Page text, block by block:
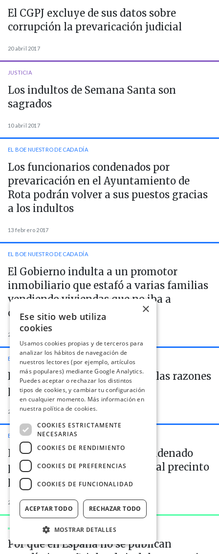
El CGPJ excluye de sus datos sobre
corrupción la prevaricación judicial
20 abril 2017
JUSTICIA
Los indultos de Semana Santa son
sagrados
10 abril 2017
EL BOE NUESTRO DE CADA DÍA
Los funcionarios condenados por
prevaricación en el Ayuntamiento de
Rota podrán volver a sus puestos gracias
a los indultos
13 febrero 2017
EL BOE NUESTRO DE CADA DÍA
El Gobierno indulta a un promotor
inmobiliario que estafó a varias familias
vendiendo viviendas que no iba a
construir
2 enero 2017
EL BOE NUESTRO DE CADA DÍA
El Gobierno esconde de nuevo las razones
para conceder los indultos
2 enero 2017
EL BOE NUESTRO DE CADA DÍA
Indulto al dueño de un bar condenado
por "ruidos intolerables" pese al precinto
policial
2 enero 2017
NOVEDADESDE CIVIO
Por qué en España no se publican
×
Ese sitio web utiliza
cookies
Usamos cookies propias y de terceros para
analizar los hábitos de navegación de
nuestros lectores (por ejemplo, artículos
más populares) mediante Google Analytics.
Puedes aceptar o rechazar los distintos
tipos de cookies, y cambiar tu configuración
en cualquier momento. Más información en
nuestra política de cookies.
COOKIES ESTRICTAMENTE
NECESARIAS
COOKIES DE RENDIMIENTO
COOKIES DE PREFERENCIAS
COOKIES DE FUNCIONALIDAD
ACEPTAR TODO RECHAZAR TODO
MOSTRAR DETALLES